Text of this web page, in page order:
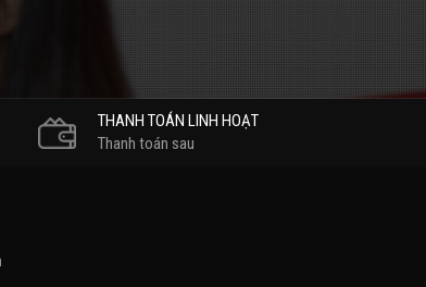
THANH TOÁN LINH HOẠT
Thanh toán sau